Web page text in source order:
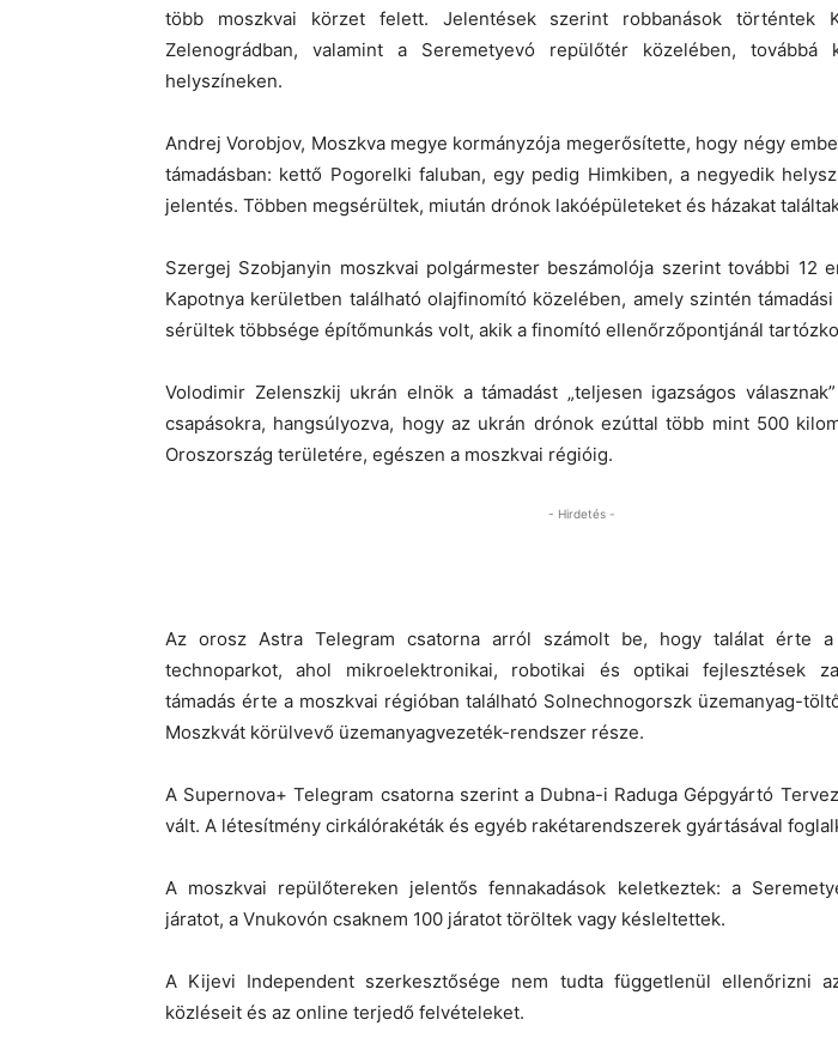
több moszkvai körzet felett. Jelentések szerint robbanások történtek
Zelenográdban, valamint a Seremetyevó repülőtér közelében, továbbá
helyszíneken.
Andrej Vorobjov, Moszkva megye kormányzója megerősítette, hogy négy
támadásban: kettő Pogorelki faluban, egy pedig Himkiben, a negyedik
jelentés. Többen megsérültek, miután drónok lakóépületeket és házakat
Szergej Szobjanyin moszkvai polgármester beszámolója szerint további 12
Kapotnya kerületben található olajfinomító közelében, amely szintén
sérültek többsége építőmunkás volt, akik a finomító ellenőrzőpontjánál
Volodimir Zelenszkij ukrán elnök a támadást „teljesen igazságos
csapásokra, hangsúlyozva, hogy az ukrán drónok ezúttal több mint 500
Oroszország területére, egészen a moszkvai régióig.
- Hirdetés -
Az orosz Astra Telegram csatorna arról számolt be, hogy találat érte a
technoparkot, ahol mikroelektronikai, robotikai és optikai fejlesztések
támadás érte a moszkvai régióban található Solnechnogorszk üzemanyag-
Moszkvát körülvevő üzemanyagvezeték-rendszer része.
A Supernova+ Telegram csatorna szerint a Dubna-i Raduga Gépgyártó
vált. A létesítmény cirkálórakéták és egyéb rakétarendszerek gyártásával
A moszkvai repülőtereken jelentős fennakadások keletkeztek: a
járatot, a Vnukovón csaknem 100 járatot töröltek vagy késleltettek.
A Kijevi Independent szerkesztősége nem tudta függetlenül ellenőrizni
közléseit és az online terjedő felvételeket.